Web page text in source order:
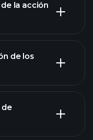
la acción
de ZVW
de los
de